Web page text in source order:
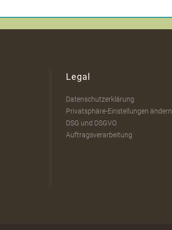
Legal
Datenschutzerklärung
Privatsphäre-Einstellungen ändern
DSG und DSGVO
Auftragsverarbeitung